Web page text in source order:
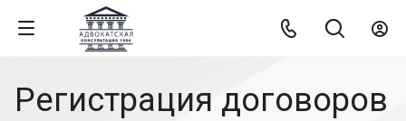
Регистрация договоров